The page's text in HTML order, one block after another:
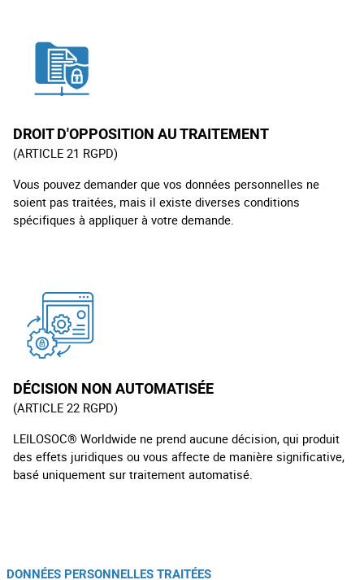
DROIT D'OPPOSITION AU TRAITEMENT
(ARTICLE 21 RGPD)
Vous pouvez demander que vos données personnelles ne
soient pas traitées, mais il existe diverses conditions
spécifiques à appliquer à votre demande.
DÉCISION NON AUTOMATISÉE
(ARTICLE 22 RGPD)
LEILOSOC® Worldwide ne prend aucune décision, qui produit
des effets juridiques ou vous affecte de manière significative,
basé uniquement sur traitement automatisé.
DONNÉES PERSONNELLES TRAITÉES